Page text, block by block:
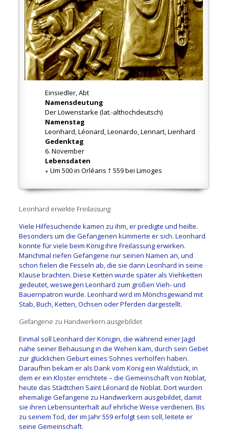
Einsiedler, Abt
Namensdeutung
Der Löwenstarke (lat.-althochdeutsch)
Namenstag
Leonhard, Léonard, Leonardo, Lennart, Lienhard
Gedenktag
6. November
Lebensdaten
∗ Um 500 in Orléans † 559 bei Limoges
Leonhard erwirkte Freilassung
Viele Hilfesuchende kamen zu ihm, er predigte und heilte.
Besonders um die Gefangenen kümmerte er sich. Leonhard
konnte für viele beim König ihre Freilassung erwirken.
Manchmal riefen Gefangene nur seinen Namen an, und
schon fielen die Fesseln ab, die sie dann Leonhard in seine
Klause brachten. Diese Ketten wurde später als Viehketten
gedeutet, weswegen Leonhard zum großen Vieh- und
Bauernpatron wurde. Leonhard wird im Mönchsgewand mit
Stab, Buch, Ketten, Ochsen oder Pferden dargestellt.
Gefangene zu Handwerkern ausgebildet
Einmal soll Leonhard der Königin, die während einer Jagd
nahe seiner Behausung in die Wehen kam, durch sein Gebet
zur glücklichen Geburt eines Sohnes verholfen haben.
Daraufhin bekam er als Dank vom König ein Waldstück, in
dem er ein Kloster errichtete – die Gemeinschaft von Noblat,
heute das Städtchen Saint Léonard de Noblat. Dort wurden
ehemalige Gefangene zu Handwerkern ausgebildet, damit
sie ihren Lebensunterhalt auf ehrliche Weise verdienen. Bis
zu seinem Tod, der im Jahr 559 erfolgt sein soll, leitete er
seine Gemeinschaft.